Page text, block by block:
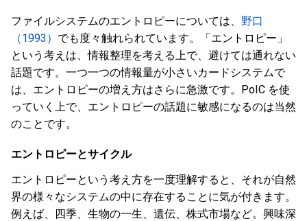
ファイルシステムのエントロピーについては、 野口
（1993） でも度々触れられています。「エントロピー」
という考えは、情報整理を考える上で、避けては通れない
話題です。一つ一つの情報量が小さいカードシステムで
は、エントロピーの増え方はさらに急激です。PoIC を使
っていく上で、エントロピーの話題に敏感になるのは当然
のことです。
エントロピーとサイクル
エントロピーという考え方を一度理解すると、それが自然
界の様々なシステムの中に存在することに気が付きます。
例えば、四季、生物の一生、遺伝、株式市場など。興味深